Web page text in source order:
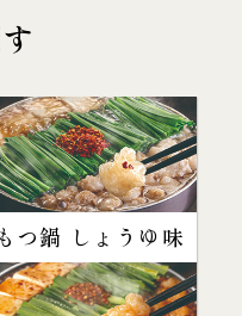
もつ鍋 しょうゆ味